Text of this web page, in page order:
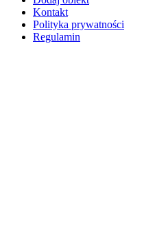
Kontakt
Polityka prywatności
Regulamin